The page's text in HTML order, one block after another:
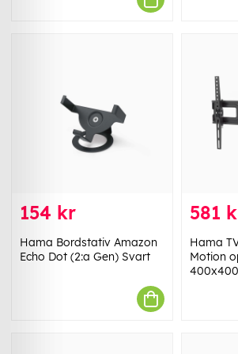
154 kr
Hama Bordstativ Amazon
Echo Dot (2:a Gen) Svart
581
Hama
Motion